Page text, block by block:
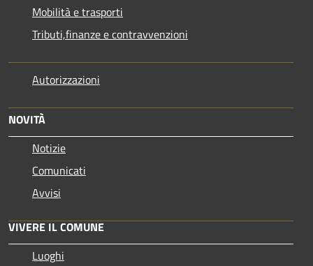
Mobilità e trasporti
Tributi,finanze e contravvenzioni
Autorizzazioni
NOVITÀ
Notizie
Comunicati
Avvisi
VIVERE IL COMUNE
Luoghi